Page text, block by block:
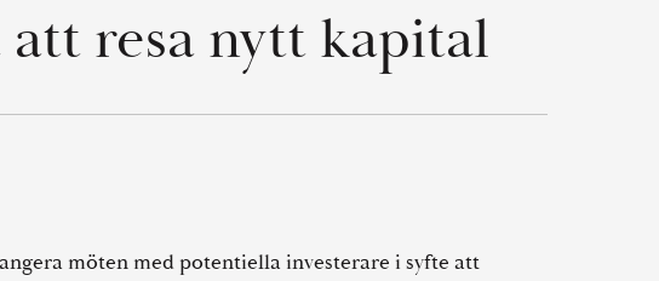
to
switch
language
resa nytt kapital
möten med potentiella investerare i syfte att